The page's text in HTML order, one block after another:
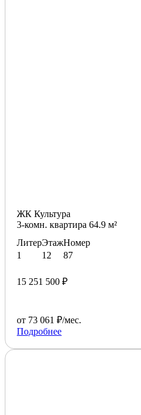
ЖК Культура
3-комн. квартира 64.9 м²
Литер
1
Этаж
12
Номер
87
15 251 500 ₽
от 73 061 ₽/мес.
Подробнее